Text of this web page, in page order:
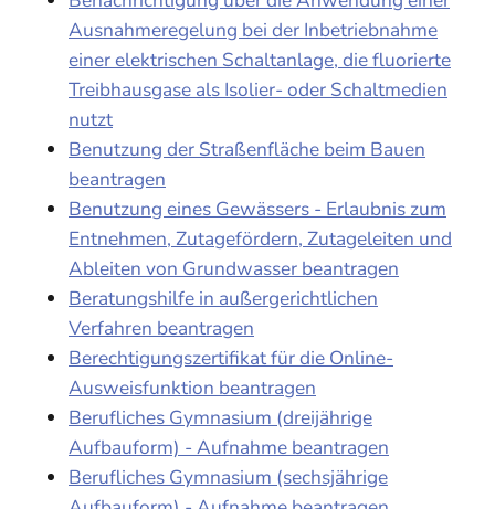
Ausnahmeregelung bei der Inbetriebnahme
einer elektrischen Schaltanlage, die fluorierte
Treibhausgase als Isolier- oder Schaltmedien
nutzt
Benutzung der Straßenfläche beim Bauen
beantragen
Benutzung eines Gewässers - Erlaubnis zum
Entnehmen, Zutagefördern, Zutageleiten und
Ableiten von Grundwasser beantragen
Beratungshilfe in außergerichtlichen
Verfahren beantragen
Berechtigungszertifikat für die Online-
Ausweisfunktion beantragen
Berufliches Gymnasium (dreijährige
Aufbauform) - Aufnahme beantragen
Berufliches Gymnasium (sechsjährige